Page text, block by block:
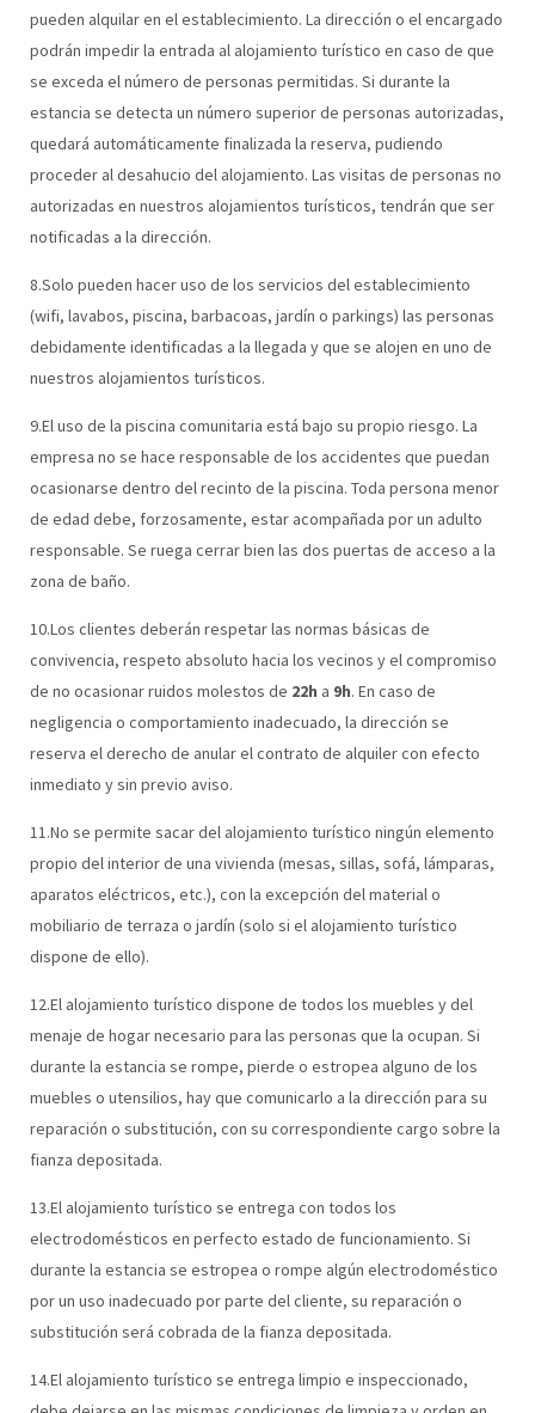
pueden alquilar en el establecimiento. La dirección o el encargado
podrán impedir la entrada al alojamiento turístico en caso de que
se exceda el número de personas permitidas. Si durante la
estancia se detecta un número superior de personas autorizadas,
quedará automáticamente finalizada la reserva, pudiendo
proceder al desahucio del alojamiento. Las visitas de personas no
autorizadas en nuestros alojamientos turísticos, tendrán que ser
notificadas a la dirección.
8.Solo pueden hacer uso de los servicios del establecimiento
(wifi, lavabos, piscina, barbacoas, jardín o parkings) las personas
debidamente identificadas a la llegada y que se alojen en uno de
nuestros alojamientos turísticos.
9.El uso de la piscina comunitaria está bajo su propio riesgo. La
empresa no se hace responsable de los accidentes que puedan
ocasionarse dentro del recinto de la piscina. Toda persona menor
de edad debe, forzosamente, estar acompañada por un adulto
responsable. Se ruega cerrar bien las dos puertas de acceso a la
zona de baño.
10.Los clientes deberán respetar las normas básicas de
convivencia, respeto absoluto hacia los vecinos y el compromiso
de no ocasionar ruidos molestos de 22h a 9h. En caso de
negligencia o comportamiento inadecuado, la dirección se
reserva el derecho de anular el contrato de alquiler con efecto
inmediato y sin previo aviso.
11.No se permite sacar del alojamiento turístico ningún elemento
propio del interior de una vivienda (mesas, sillas, sofá, lámparas,
aparatos eléctricos, etc.), con la excepción del material o
mobiliario de terraza o jardín (solo si el alojamiento turístico
dispone de ello).
12.El alojamiento turístico dispone de todos los muebles y del
menaje de hogar necesario para las personas que la ocupan. Si
durante la estancia se rompe, pierde o estropea alguno de los
muebles o utensilios, hay que comunicarlo a la dirección para su
reparación o substitución, con su correspondiente cargo sobre la
fianza depositada.
13.El alojamiento turístico se entrega con todos los
electrodomésticos en perfecto estado de funcionamiento. Si
durante la estancia se estropea o rompe algún electrodoméstico
por un uso inadecuado por parte del cliente, su reparación o
substitución será cobrada de la fianza depositada.
14.El alojamiento turístico se entrega limpio e inspeccionado,